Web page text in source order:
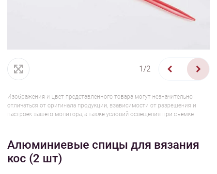
1/2
Изображения и цвет представленного товара могут незначительно
отличаться от оригинала продукции, взависимости от разрешения и
настроек вашего монитора, а также условий освещения при съемке
Алюминиевые спицы для вязания
кос (2 шт)